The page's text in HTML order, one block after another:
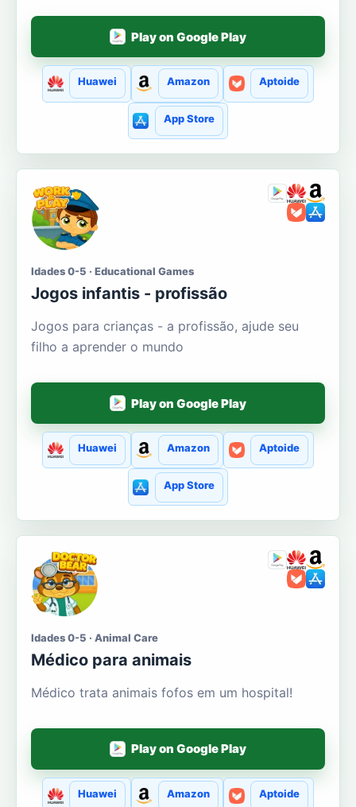
Play on Google Play
Huawei Amazon Aptoide
App Store
Idades 0-5 · Educational Games
Jogos infantis - profissão
Jogos para crianças - a profissão, ajude seu
filho a aprender o mundo
Play on Google Play
Huawei Amazon Aptoide
App Store
Idades 0-5 · Animal Care
Médico para animais
Médico trata animais fofos em um hospital!
Play on Google Play
Huawei Amazon Aptoide